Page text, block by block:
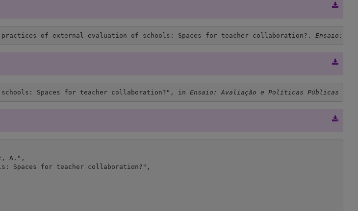
of external evaluation of schools: Spaces for teacher collaboration?. Ensaio:
Spaces for teacher collaboration?", in Ensaio: Avaliação e Políticas Públicas em